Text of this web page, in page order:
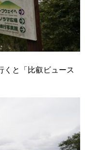
くと「比叡ビュース